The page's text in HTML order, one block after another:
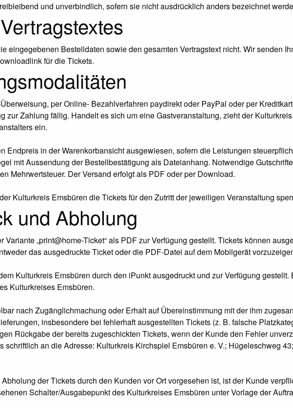
und unverbindlich, sofern sie nicht ausdrücklich anders bezeichnet
eingegebenen Bestelldaten sowie den gesamten Vertragstext nicht. Wir senden
für die Tickets.
per Online- Bezahlverfahren paydirekt oder PayPal oder per
zur Zahlung fällig. Handelt es sich um eine Gastveranstaltung, zieht der
ein.
Endpreis in der Warenkorbansicht ausgewiesen, sofern die Leistungen
mit Aussendung der Bestellbestätigung als Dateianhang. Notwendige
Mehrwertsteuer. Der Versand erfolgt als PDF oder per Download.
Kulturkreis Emsbüren die Tickets für den Zutritt der jeweiligen Veranstaltung
und Abholung
„print@home-Ticket“ als PDF zur Verfügung gestellt. Tickets können
das ausgedruckte Ticket oder die PDF-Datei auf dem Mobilgerät
Kulturkreis Emsbüren durch den iPunkt ausgedruckt und zur Verfügung gestellt.
Kulturkreises Emsbüren.
nach Zugänglichmachung oder Erhalt auf Übereinstimmung mit der ihm
insbesondere bei fehlerhaft ausgestellten Tickets (z. B. falsche
Rückgabe der bereits zugeschickten Tickets, wenn der Kunde den Fehler
an die Adresse: Kulturkreis Kirchspiel Emsbüren e. V.; Hügeleschweg 43;
der Tickets durch den Kunden vor Ort vorgesehen ist, ist der Kunde
Schalter/Ausgabepunkt des Kulturkreises Emsbüren unter Vorlage der